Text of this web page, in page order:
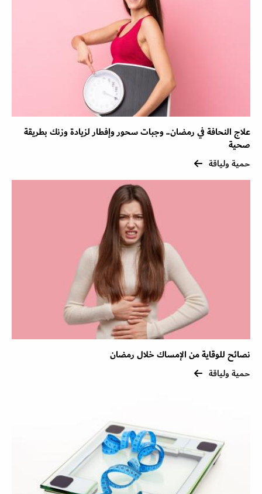
علاج النحافة في رمضان.. وجبات سحور وإفطار لزيادة وزنك بطريقة
صحية
حمية ولياقة
نصائح للوقاية من الإمساك خلال رمضان
حمية ولياقة